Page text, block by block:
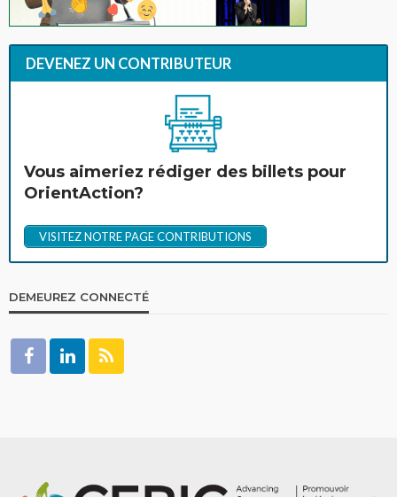
DEVENEZ UN CONTRIBUTEUR
Vous aimeriez rédiger des billets pour
OrientAction?
VISITEZ NOTRE PAGE CONTRIBUTIONS
DEMEUREZ CONNECTÉ